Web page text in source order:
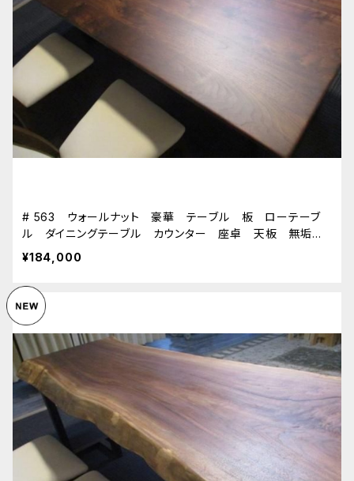
# 563 ウォールナット 豪華 テーブル 板 ローテーブ
ル ダイニングテーブル カウンター 座卓 天板 無垢
一枚板
¥184,000